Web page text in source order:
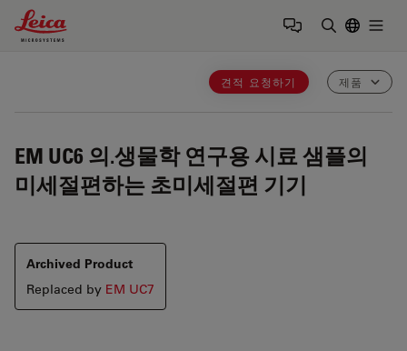
Leica Microsystems Logo
견적 요청하기 제품
EM UC6 의.생물학 연구용 시료 샘플의
미세절편하는 초미세절편 기기
Archived Product
Replaced by EM UC7